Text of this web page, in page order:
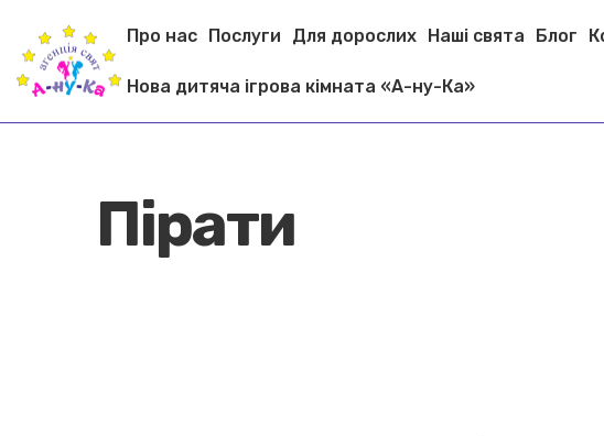
Про нас Послуги Для дорослих Наші свята Блог
Нова дитяча ігрова кімната «А-ну-Ка»
Пірати